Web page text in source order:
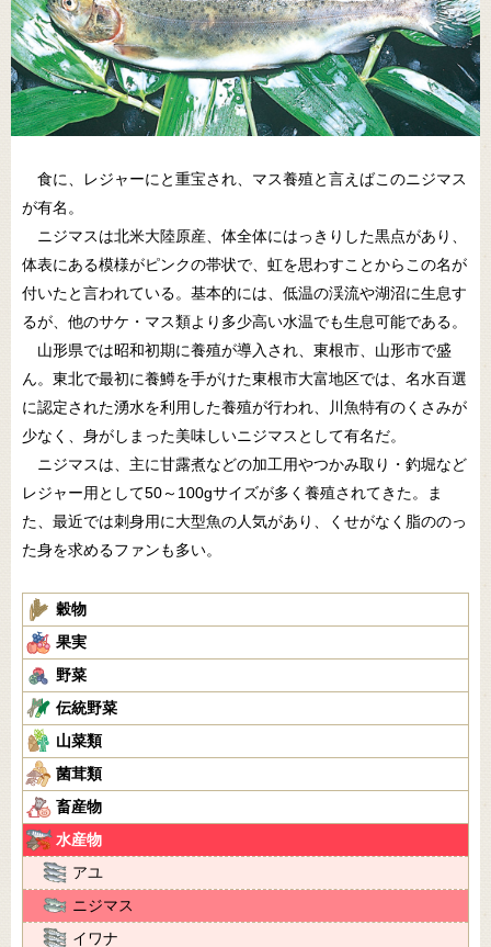
食に、レジャーにと重宝され、マス養殖と言えばこのニジマス
が有名。
ニジマスは北米大陸原産、体全体にはっきりした黒点があり、
体表にある模様がピンクの帯状で、虹を思わすことからこの名が
付いたと言われている。基本的には、低温の渓流や湖沼に生息す
るが、他のサケ・マス類より多少高い水温でも生息可能である。
山形県では昭和初期に養殖が導入され、東根市、山形市で盛
ん。東北で最初に養鱒を手がけた東根市大富地区では、名水百選
に認定された湧水を利用した養殖が行われ、川魚特有のくさみが
少なく、身がしまった美味しいニジマスとして有名だ。
ニジマスは、主に甘露煮などの加工用やつかみ取り・釣堀など
レジャー用として50～100gサイズが多く養殖されてきた。ま
た、最近では刺身用に大型魚の人気があり、くせがなく脂ののっ
た身を求めるファンも多い。
穀物
果実
野菜
伝統野菜
山菜類
菌茸類
畜産物
水産物
アユ
ニジマス
イワナ